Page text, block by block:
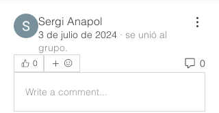
Sergi Anapol
3 de julio de 2024 · se unió al
grupo.
0 0
Write a comment...